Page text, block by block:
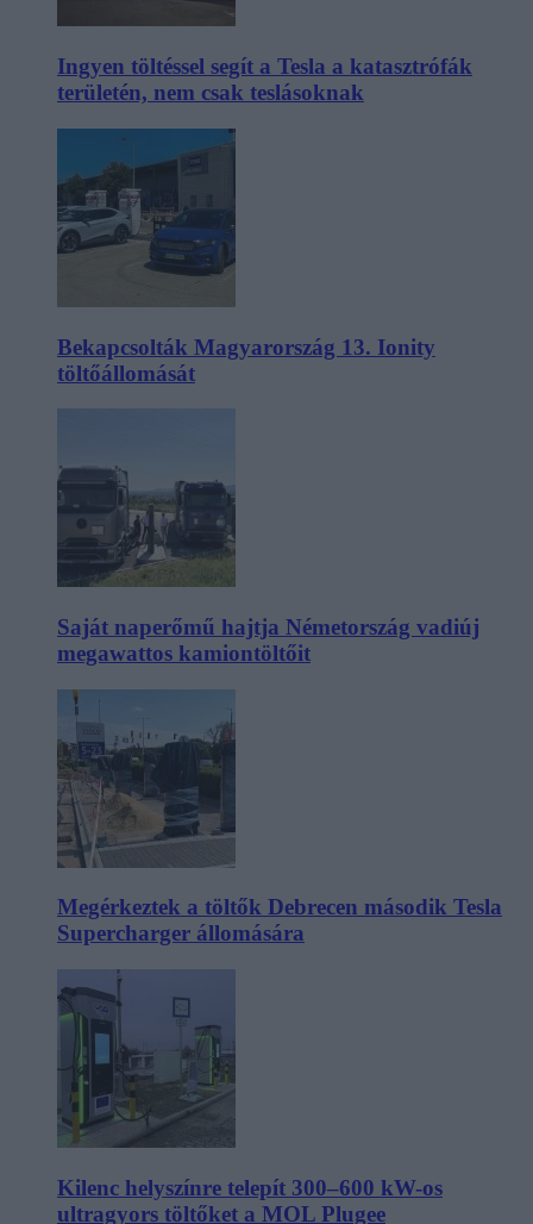
Ingyen töltéssel segít a Tesla a katasztrófák
területén, nem csak teslásoknak
Bekapcsolták Magyarország 13. Ionity
töltőállomását
Saját naperőmű hajtja Németország vadiúj
megawattos kamiontöltőit
Megérkeztek a töltők Debrecen második Tesla
Supercharger állomására
Kilenc helyszínre telepít 300–600 kW-os
ultragyors töltőket a MOL Plugee